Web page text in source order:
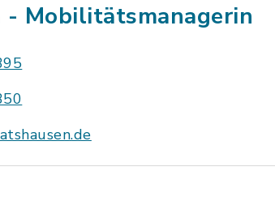
- Mobilitätsmanagerin